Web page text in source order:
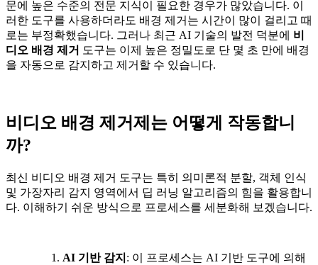
문에 높은 수준의 전문 지식이 필요한 경우가 많았습니다. 이
러한 도구를 사용하더라도 배경 제거는 시간이 많이 걸리고 때
로는 부정확했습니다. 그러나 최근 AI 기술의 발전 덕분에 비
디오 배경 제거 도구는 이제 높은 정밀도로 단 몇 초 만에 배경
을 자동으로 감지하고 제거할 수 있습니다.
비디오 배경 제거제는 어떻게 작동합니
까?
최신 비디오 배경 제거 도구는 특히 의미론적 분할, 객체 인식
및 가장자리 감지 영역에서 딥 러닝 알고리즘의 힘을 활용합니
다. 이해하기 쉬운 방식으로 프로세스를 세분화해 보겠습니다.
AI 기반 감지 : 이 프로세스는 AI 기반 도구에 의해